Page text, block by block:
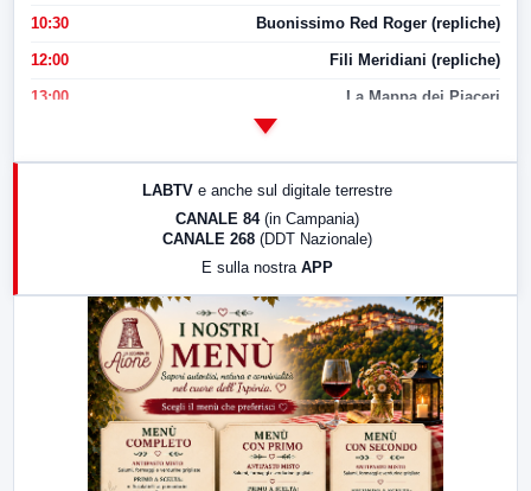
10:30 Buonissimo Red Roger (repliche)
12:00 Fili Meridiani (repliche)
13:00 La Mappa dei Piaceri
LabNews (replica)
LABTV e anche sul digitale terrestre
CANALE 84 (in Campania)
CANALE 268 (DDT Nazionale)
E sulla nostra APP